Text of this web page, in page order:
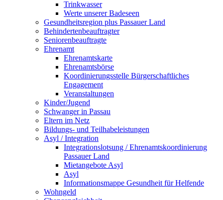
Trinkwasser
Werte unserer Badeseen
Gesundheitsregion plus Passauer Land
Behindertenbeauftragter
Seniorenbeauftragte
Ehrenamt
Ehrenamtskarte
Ehrenamtsbörse
Koordinierungsstelle Bürgerschaftliches
Engagement
Veranstaltungen
Kinder/Jugend
Schwanger in Passau
Eltern im Netz
Bildungs- und Teilhabeleistungen
Asyl / Integration
Integrationslotsung / Ehrenamtskoordinierung
Passauer Land
Mietangebote Asyl
Asyl
Informationsmappe Gesundheit für Helfende
Wohngeld